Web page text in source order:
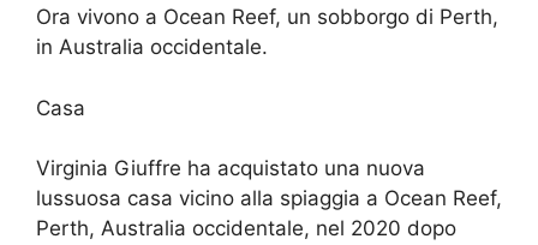
Ora vivono a Ocean Reef, un sobborgo di Perth,
in Australia occidentale.
Casa
Virginia Giuffre ha acquistato una nuova
lussuosa casa vicino alla spiaggia a Ocean Reef,
Perth, Australia occidentale, nel 2020 dopo